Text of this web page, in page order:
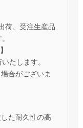
荷、受注生産品
たします。
合がございま
た耐久性の高